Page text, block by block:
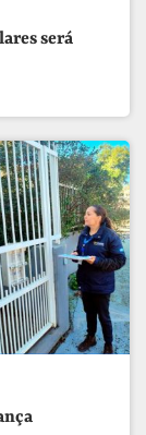
será